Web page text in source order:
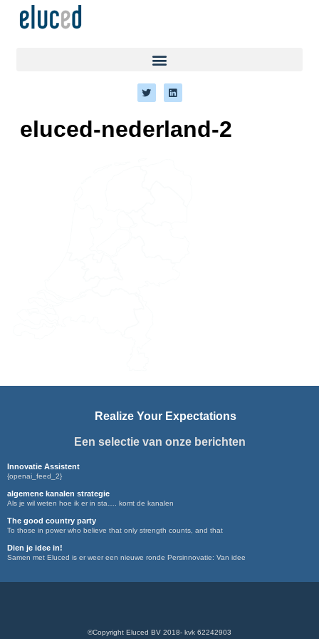
eluced-nederland-2
Realize Your Expectations
Een selectie van onze berichten
Innovatie Assistent
{openai_feed_2}
algemene kanalen strategie
Als je wil weten hoe ik er in sta…. komt de kanalen
The good country party
To those in power who believe that only strength counts, and that
Dien je idee in!
Samen met Eluced is er weer een nieuwe ronde Persinnovatie: Van idee
©Copyright Eluced BV 2018- kvk 62242903